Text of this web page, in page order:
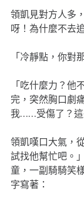
領凱見對方人多
呀！為什麼不去追
「冷靜點，你對
「吃什麼力？
完，突然胸口劇
我……受傷了？這
領凱嘆口大氣，
試找他幫忙吧。
童，一副騎騎笑
字寫著：